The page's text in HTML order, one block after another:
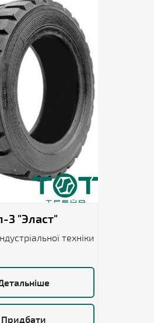
3 "Эласт"
техніки
Придбати